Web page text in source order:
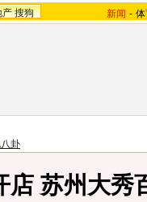
产 搜狗 新闻 -
卦
店 苏州大秀